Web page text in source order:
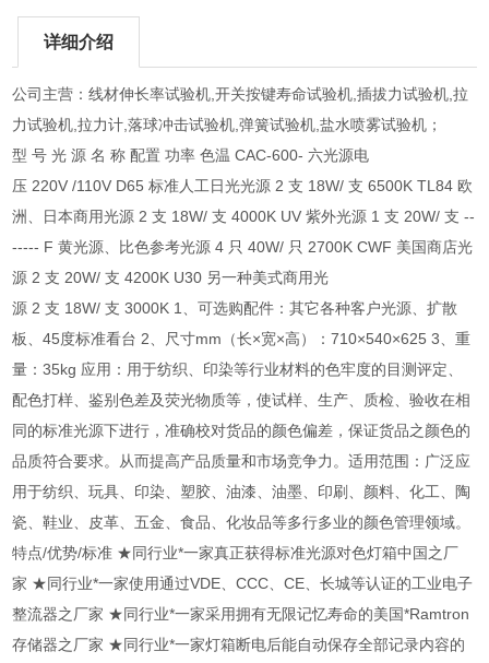
详细介绍
公司主营：线材伸长率试验机,开关按键寿命试验机,插拔力试验机,拉
力试验机,拉力计,落球冲击试验机,弹簧试验机,盐水喷雾试验机；
型 号 光 源 名 称 配置 功率 色温 CAC-600- 六光源电
压 220V /110V D65 标准人工日光光源 2 支 18W/ 支 6500K TL84 欧
洲、日本商用光源 2 支 18W/ 支 4000K UV 紫外光源 1 支 20W/ 支 --
----- F 黄光源、比色参考光源 4 只 40W/ 只 2700K CWF 美国商店光
源 2 支 20W/ 支 4200K U30 另一种美式商用光
源 2 支 18W/ 支 3000K 1、可选购配件：其它各种客户光源、扩散
板、45度标准看台 2、尺寸mm（长×宽×高）：710×540×625 3、重
量：35kg 应用：用于纺织、印染等行业材料的色牢度的目测评定、
配色打样、鉴别色差及荧光物质等，使试样、生产、质检、验收在相
同的标准光源下进行，准确校对货品的颜色偏差，保证货品之颜色的
品质符合要求。从而提高产品质量和市场竞争力。适用范围：广泛应
用于纺织、玩具、印染、塑胶、油漆、油墨、印刷、颜料、化工、陶
瓷、鞋业、皮革、五金、食品、化妆品等多行多业的颜色管理领域。
特点/优势/标准 ★同行业*一家真正获得标准光源对色灯箱中国之厂
家 ★同行业*一家使用通过VDE、CCC、CE、长城等认证的工业电子
整流器之厂家 ★同行业*一家采用拥有无限记忆寿命的美国*Ramtron
存储器之厂家 ★同行业*一家灯箱断电后能自动保存全部记录内容的